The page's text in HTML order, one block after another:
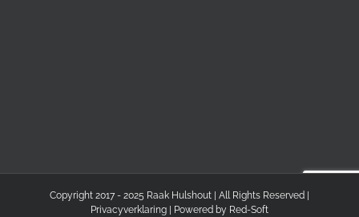
Copyright 2017 - 2025 Raak Hulshout | All Rights Reserved |
Privacyverklaring | Powered by Red-Soft